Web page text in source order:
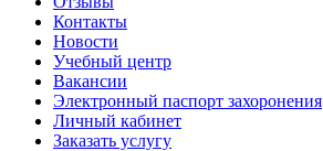
Контакты
Новости
Учебный центр
Вакансии
Электронный паспорт захоронения
Личный кабинет
Заказать услугу